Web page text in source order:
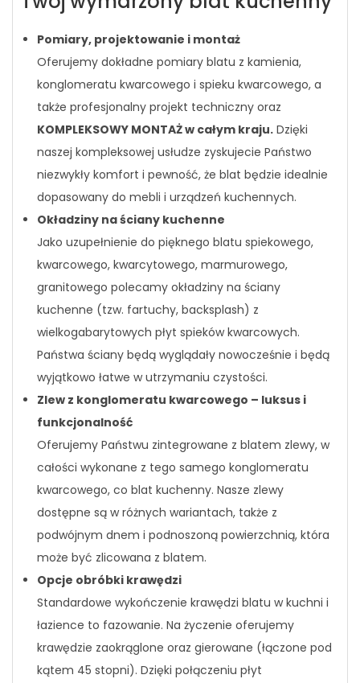
Pomiary, projektowanie i montaż
Oferujemy dokładne pomiary blatu z kamienia,
konglomeratu kwarcowego i spieku kwarcowego, a
także profesjonalny projekt techniczny oraz
KOMPLEKSOWY MONTAŻ w całym kraju. Dzięki
naszej kompleksowej usłudze zyskujecie Państwo
niezwykły komfort i pewność, że blat będzie idealnie
dopasowany do mebli i urządzeń kuchennych.
Okładziny na ściany kuchenne
Jako uzupełnienie do pięknego blatu spiekowego,
kwarcowego, kwarcytowego, marmurowego,
granitowego polecamy okładziny na ściany
kuchenne (tzw. fartuchy, backsplash) z
wielkogabarytowych płyt spieków kwarcowych.
Państwa ściany będą wyglądały nowocześnie i będą
wyjątkowo łatwe w utrzymaniu czystości.
Zlew z konglomeratu kwarcowego – luksus i
funkcjonalność
Oferujemy Państwu zintegrowane z blatem zlewy, w
całości wykonane z tego samego konglomeratu
kwarcowego, co blat kuchenny. Nasze zlewy
dostępne są w różnych wariantach, także z
podwójnym dnem i podnoszoną powierzchnią, która
może być zlicowana z blatem.
Opcje obróbki krawędzi
Standardowe wykończenie krawędzi blatu w kuchni i
łazience to fazowanie. Na życzenie oferujemy
krawędzie zaokrąglone oraz gierowane (łączone pod
kątem 45 stopni). Dzięki połączeniu płyt